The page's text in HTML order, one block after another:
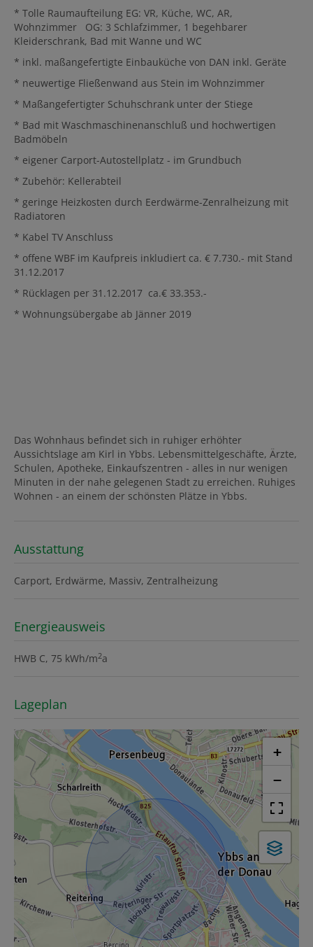
* Tolle Raumaufteilung EG: VR, Küche, WC, AR,
Wohnzimmer OG: 3 Schlafzimmer, 1 begehbarer
Kleiderschrank, Bad mit Wanne und WC
* inkl. maßangefertigte Einbauküche von DAN inkl. Geräte
* neuwertige Fließenwand aus Stein im Wohnzimmer
* Maßangefertigter Schuhschrank unter der Stiege
* Bad mit Waschmaschinenanschluß und hochwertigen
Badmöbeln
* eigener Carport-Autostellplatz - im Grundbuch
* Zubehör: Kellerabteil
* geringe Heizkosten durch Eerdwärme-Zenralheizung mit
Radiatoren
* Kabel TV Anschluss
* offene WBF im Kaufpreis inkludiert ca. € 7.730.- mit Stand
31.12.2017
* Rücklagen per 31.12.2017 ca.€ 33.353.-
* Wohnungsübergabe ab Jänner 2019
Das Wohnhaus befindet sich in ruhiger erhöhter
Aussichtslage am Kirl in Ybbs. Lebensmittelgeschäfte, Ärzte,
Schulen, Apotheke, Einkaufszentren - alles in nur wenigen
Minuten in der nahe gelegenen Stadt zu erreichen. Ruhiges
Wohnen - an einem der schönsten Plätze in Ybbs.
Ausstattung
Carport Erdwärme Massiv Zentralheizung
Energieausweis
HWB C, 75 kWh/m2a
Lageplan
+
−